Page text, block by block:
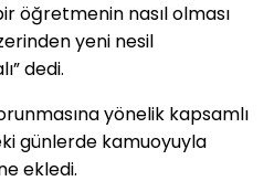
öğretmenin nasıl olması
yeni nesil
dedi.
yönelik kapsamlı
günlerde kamuoyuyla
ekledi.